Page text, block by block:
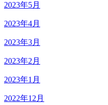
2023年5月
2023年4月
2023年3月
2023年2月
2023年1月
2022年12月